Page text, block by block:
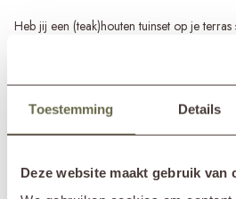
Toestemming Details
Deze website maakt gebruik van
Heb jij een (teak)houten tuinset op je
beschermhoes een must! Als je hoes
bij slecht weer te veel vocht onder de
beschermhoezen voor tuinsets.
welke is opgebouwd uit maar liefst drie
van een ademend membraam, waardoor